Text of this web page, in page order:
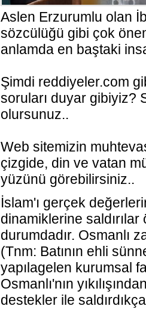
Aslen Erzurumlu olan
sözcülüğü gibi çok
anlamda en baştaki
Şimdi reddiyeler.com
soruları duyar gibiyiz?
olursunuz..
Web sitemizin
çizgide, din ve vatan
yüzünü görebilirsiniz..
İslam'ı gerçek
dinamiklerine
durumdadır. Osmanlı
(Tnm: Batının ehli
yapılagelen kurumsal
Osmanlı'nın
destekler ile